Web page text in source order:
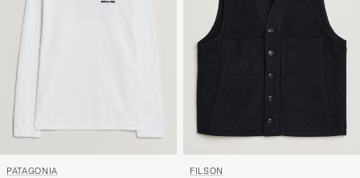
PATAGONIA FILSON